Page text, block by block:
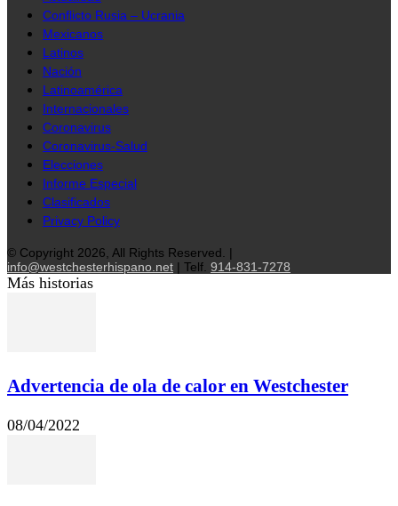
Conflicto Rusia – Ucrania
Mexicanos
Latinos
Nación
Latinoamérica
Internacionales
Coronavirus
Coronavirus-Salud
Elecciones
Informe Especial
Clasificados
Privacy Policy
© Copyright 2026, All Rights Reserved. |
info@westchesterhispano.net | Telf. 914-831-7278
Más historias
Advertencia de ola de calor en Westchester
08/04/2022